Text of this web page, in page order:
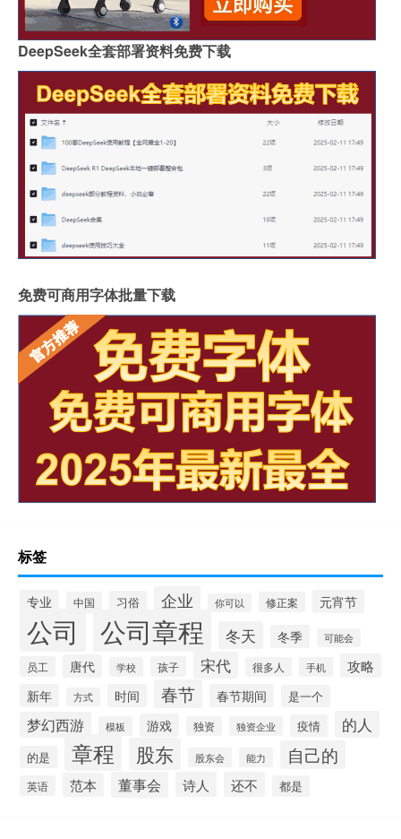
DeepSeek全套部署资料免费下载
免费可商用字体批量下载
标签
专业 中国 习俗 企业 你可以 修正案 元宵节
公司 公司章程 冬天 冬季 可能会
员工 唐代 学校 孩子 宋代 很多人 手机 攻略
新年 方式 时间 春节 春节期间 是一个
梦幻西游 模板 游戏 独资 独资企业 疫情 的人
的是 章程 股东 股东会 能力 自己的
英语 范本 董事会 诗人 还不 都是